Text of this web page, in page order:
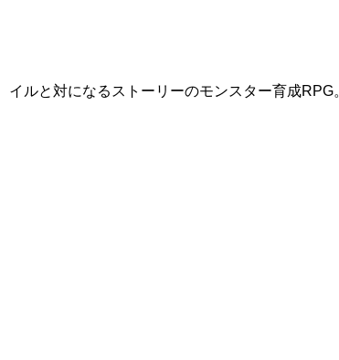
イルと対になるストーリーのモンスター育成